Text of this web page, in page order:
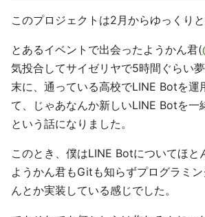
このプロジェクトは2月からゆっくりと
とあるイベントで出会ったようかん君(
気投合してサイゼリヤで5時間ぐらい
末に、通っている高校でLINE Botを運
て、じゃあなんか新しいLINE Botを一
という話になりました。
このとき、僕はLINE Botについてほと
ようかん君もGitも知らずプログラミ
んとか実装している感じでした。